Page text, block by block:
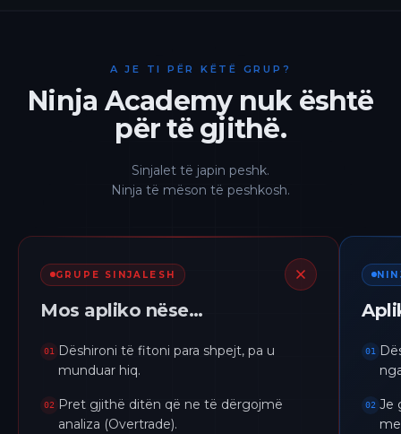
A JE TI PËR KËTË GRUP?
Ninja Academy nuk është
për të gjithë.
Sinjalet të japin peshk.
Ninja të mëson të peshkosh.
GRUPE SINJALESH
Mos apliko nëse…
01
Dëshironi të fitoni para shpejt, pa u
munduar hiq.
02
Pret gjithë ditën që ne të dërgojmë
analiza (Overtrade).
01
02 Je